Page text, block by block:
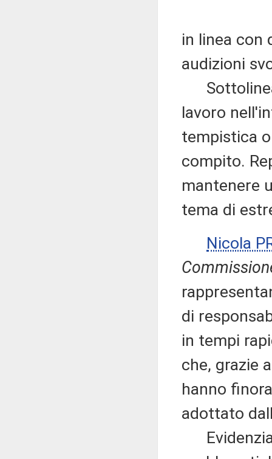
in linea con
audizioni
lavoro
tempistica
compito.
mantenere
tema di
Nicola
di
in tempi
che, grazie
hanno
adottato